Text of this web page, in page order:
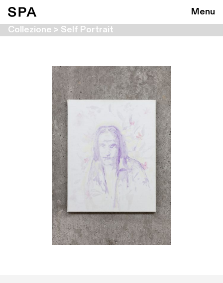
Menu
Collezione > Self Portrait